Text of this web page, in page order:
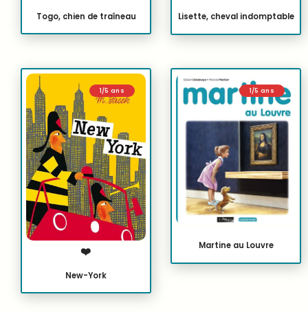
Togo, chien de traîneau Lisette, cheval indomptable
1/5 ans
❤️
New-York
1/5 ans
Martine au Louvre